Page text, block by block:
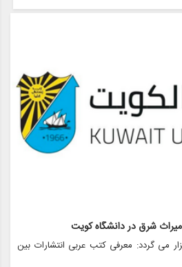
و با آخرین آثار انتشارات میراث شرق آشنا
کتاب تهران.
شرق در دانشگاه کویت
می گردد: معرفی کتب عربی انتشارات بین